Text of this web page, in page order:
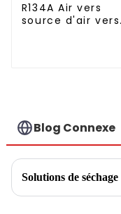
R134A Air vers
source d'air vers
Blog Connexe